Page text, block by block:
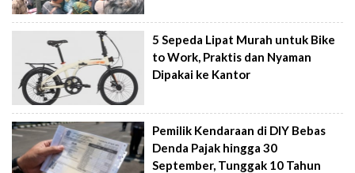
5 Sepeda Lipat Murah untuk Bike
to Work, Praktis dan Nyaman
Dipakai ke Kantor
Pemilik Kendaraan di DIY Bebas
Denda Pajak hingga 30
September, Tunggak 10 Tahun